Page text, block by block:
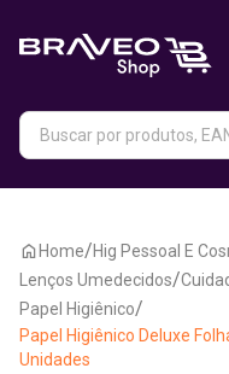
Home/Hig Pessoal E
Lenços Umedecidos/
Papel Higiênico/
Papel Higiênico Deluxe
Unidades